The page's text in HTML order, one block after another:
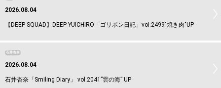
2026.08.04
【DEEP SQUAD】DEEP YUICHIRO「ゴリポン日記」vol.2499"焼き肉"UP
石井杏奈
2026.08.04
石井杏奈「Smiling Diary」 vol.2041”雲の海” UP